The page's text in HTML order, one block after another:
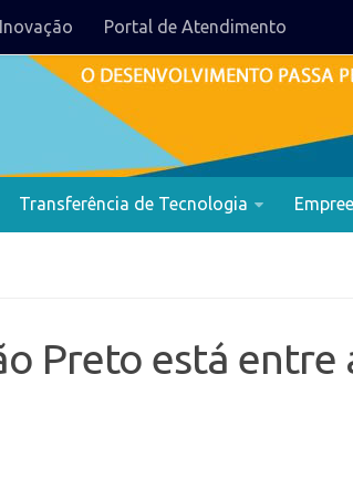
Portal de Atendimento
Transferência de Tecnologia
Preto está entre